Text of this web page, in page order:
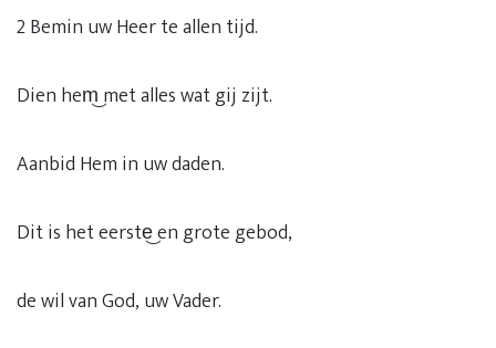
2 Bemin uw Heer te allen tijd.
Dien hem͜ met alles wat gij zijt.
Aanbid Hem in uw daden.
Dit is het eerste͜ en grote gebod,
de wil van God, uw Vader.